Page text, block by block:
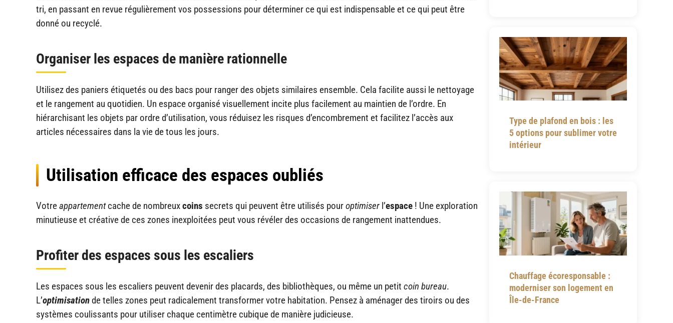
tri, en passant en revue régulièrement vos possessions pour déterminer ce qui est indispensable et ce qui peut être
donné ou recyclé.
Organiser les espaces de manière rationnelle
Utilisez des paniers étiquetés ou des bacs pour ranger des objets similaires ensemble. Cela facilite aussi le nettoyage
et le rangement au quotidien. Un espace organisé visuellement incite plus facilement au maintien de l’ordre. En
hiérarchisant les objets par ordre d’utilisation, vous réduisez les risques d’encombrement et facilitez l’accès aux
articles nécessaires dans la vie de tous les jours.
Utilisation efficace des espaces oubliés
Votreappartementcache de nombreuxcoins secrets qui peuvent être utilisés pouroptimiser l’espace ! Une exploration
minutieuse et créative de ces zones inexploitées peut vous révéler des occasions de rangement inattendues.
Profiter des espaces sous les escaliers
Les espaces sous les escaliers peuvent devenir des placards, des bibliothèques, ou même un petit coin bureau.
L’optimisationde telles zones peut radicalement transformer votre habitation. Pensez à aménager des tiroirs ou des
systèmes coulissants pour utiliser chaque centimètre cubique de manière judicieuse.
Type de plafond en bois : les
5 options pour sublimer votre
intérieur
Chauffage écoresponsable :
moderniser son logement en
Île-de-France